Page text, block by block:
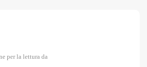
per la lettura da